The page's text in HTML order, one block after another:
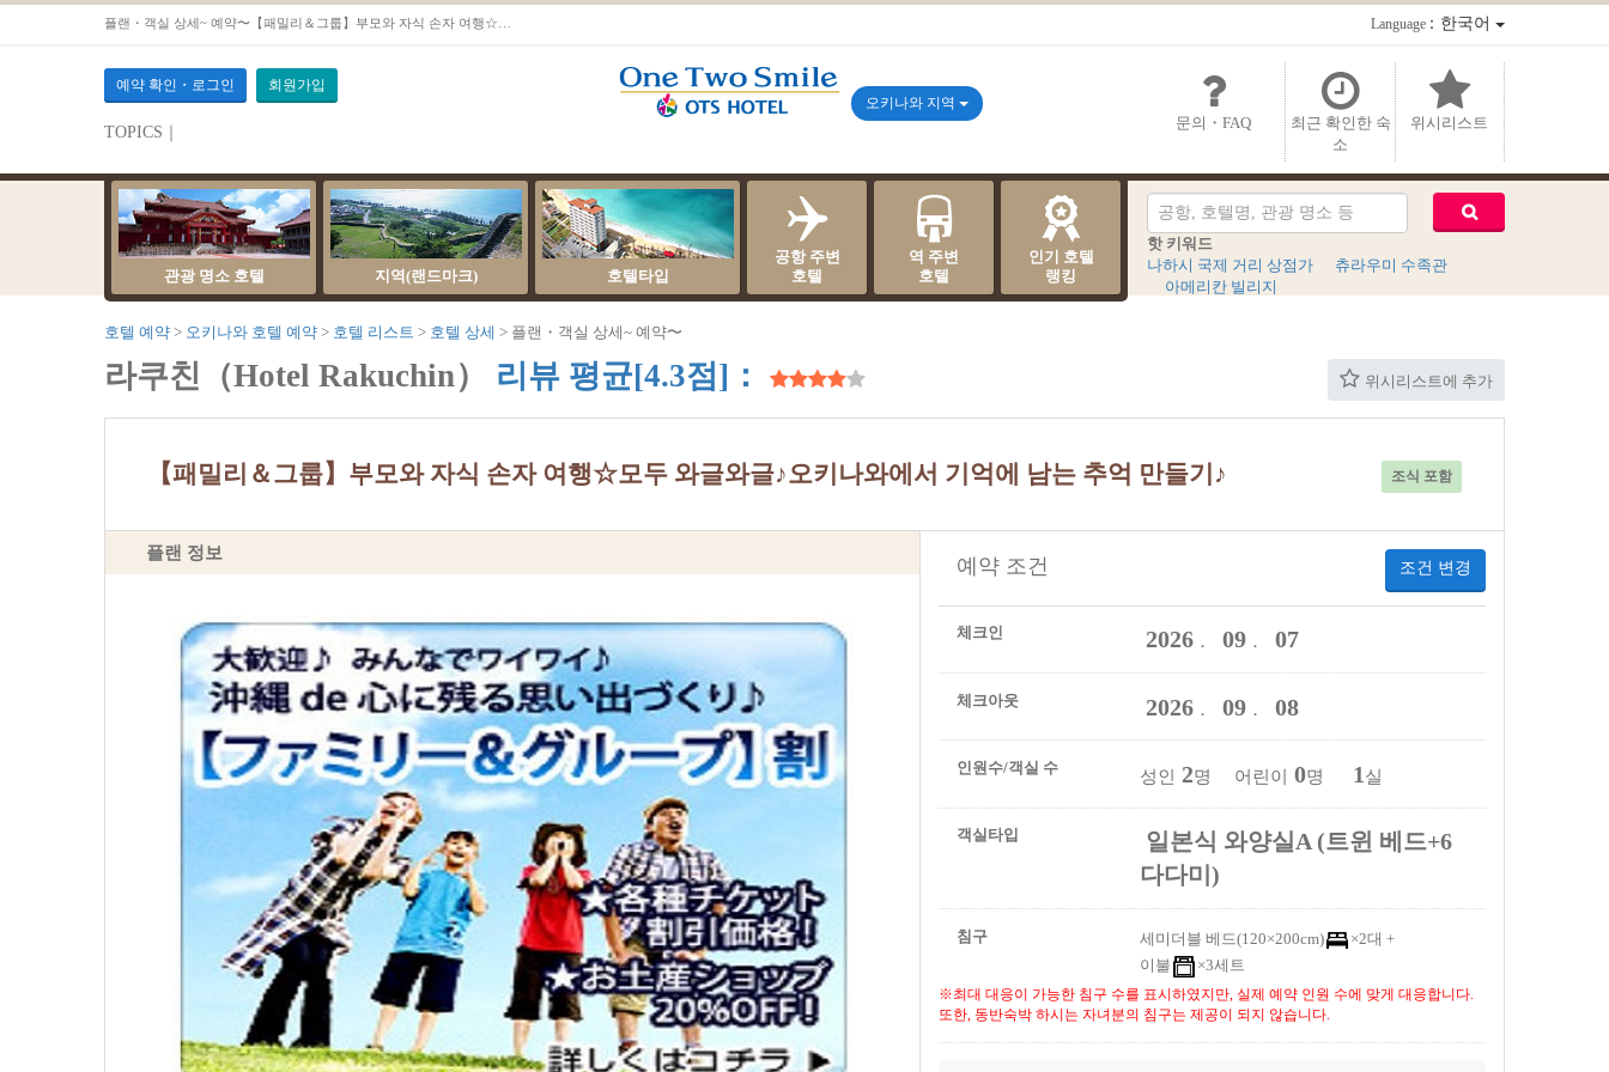
Language：한국어
예약 확인・로그인 회원가입
TOPICS｜
문의・FAQ
최근 확인한 숙
소
위시리스트
오키나와 지역
관광 명소 호텔 지역(랜드마크) 호텔타입
공항 주변
호텔
역 주변
호텔
인기 호텔
랭킹
핫 키워드
나하시 국제 거리 상점가
츄라우미 수족관
아메리칸 빌리지
호텔 예약 오키나와 호텔 예약 호텔 리스트 호텔 상세 플랜・객실 상세~ 예약〜
위시리스트에 추가
라쿠친（Hotel Rakuchin） 리뷰 평균[4.3점]：
조식 포함
【패밀리＆그룹】부모와 자식 손자 여행☆모두 와글와글♪오키나와에서 기억에 남는 추억 만들기♪
플랜 정보
조건 변경
예약 조건
체크인 2026． 09． 07
체크아웃 2026． 09． 08
인원수/객실 수 성인 2명 어린이 0명 1 실
객실타입
일본식 와양실A (트윈 베드+6
다다미)
침구 세미더블 베드(120×200cm)
×2대 +
이불
×3세트
※최대 대응이 가능한 침구 수를 표시하였지만, 실제 예약 인원 수에 맞게 대응합니다.
또한, 동반숙박 하시는 자녀분의 침구는 제공이 되지 않습니다.